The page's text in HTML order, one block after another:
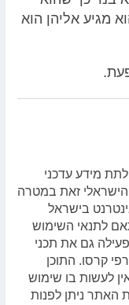
מגיע אליהן הוא
מידע עדכני
הישראלי זאת במטרה
בישראל
לתנאי השימוש
גם את תכני
קרסו. התוכן
לעשות בו שימוש
האתר ניתן לפנות